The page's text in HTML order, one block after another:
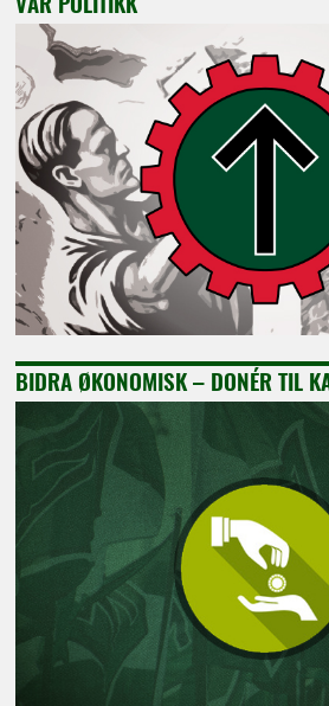
BIDRA ØKONOMISK – DONÉR TIL